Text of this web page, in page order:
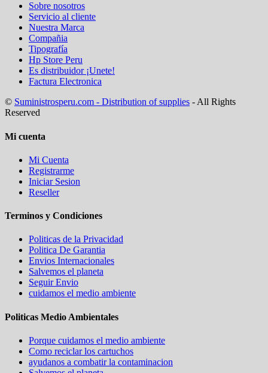
Sobre nosotros
Servicio al cliente
Nuestra Marca
Compañia
Tipografía
Hp Store Peru
Es distribuidor ¡Unete!
Factura Electronica
© Suministrosperu.com - Distribution of supplies - All Rights
Reserved
Mi cuenta
Mi Cuenta
Registrarme
Iniciar Sesion
Reseller
Terminos y Condiciones
Politicas de la Privacidad
Politica De Garantia
Envios Internacionales
Salvemos el planeta
Seguir Envio
cuidamos el medio ambiente
Politicas Medio Ambientales
Porque cuidamos el medio ambiente
Como reciclar los cartuchos
ayudanos a combatir la contaminacion